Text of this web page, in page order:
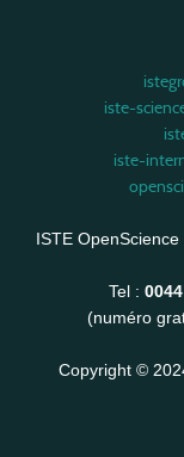
iste-
iste-
ISTE
Tel :
(numéro
Copyright ©